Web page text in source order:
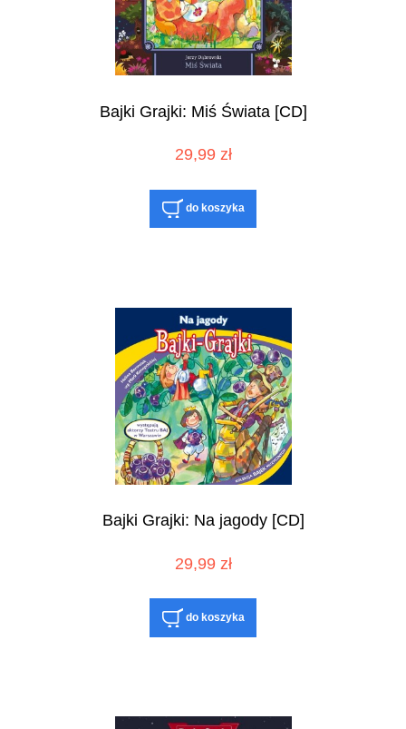
Bajki Grajki: Miś Świata [CD]
29,99 zł
do koszyka
Bajki Grajki: Na jagody [CD]
29,99 zł
do koszyka